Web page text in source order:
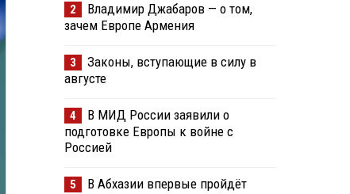
2
Владимир Джабаров — о том,
зачем Европе Армения
3
Законы, вступающие в силу в
августе
4
В МИД России заявили о
подготовке Европы к войне с
Россией
5
В Абхазии впервые пройдёт